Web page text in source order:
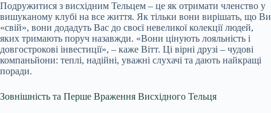
Подружитися з висхідним Тельцем – це як отримати членство у
вишуканому клубі на все життя. Як тільки вони вирішать, що Ви
«свій», вони додадуть Вас до своєї невеликої колекції людей,
яких тримають поруч назавжди. «Вони цінують лояльність і
довгострокові інвестиції», – каже Вітт. Ці вірні друзі – чудові
компаньйони: теплі, надійні, уважні слухачі та дають найкращі
поради.
Зовнішність та Перше Враження Висхідного Тельця